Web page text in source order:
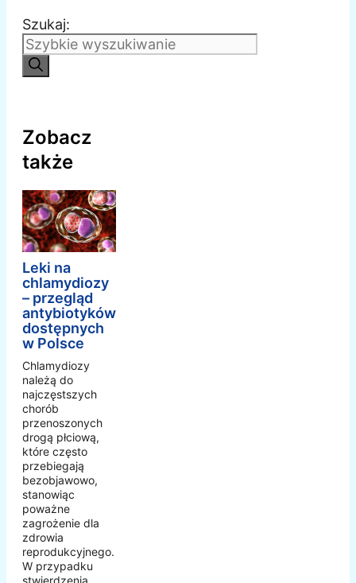
Szukaj:
Zobacz
także
Leki na
chlamydiozy
– przegląd
antybiotyków
dostępnych
w Polsce
Chlamydiozy
należą do
najczęstszych
chorób
przenoszonych
drogą płciową,
które często
przebiegają
bezobjawowo,
stanowiąc
poważne
zagrożenie dla
zdrowia
reprodukcyjnego.
W przypadku